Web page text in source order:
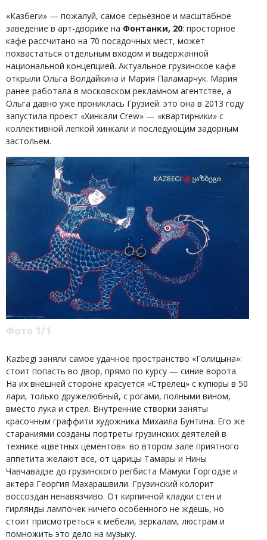
«Казбеги» — пожалуй, самое серьезное и масштабное
заведение в арт-дворике на Фонтанки, 20: просторное
кафе рассчитано на 70 посадочных мест, может
похвастаться отдельным входом и выдержанной
национальной концепцией. Актуальное грузинское кафе
открыли Ольга Волдайкина и Мария Паламарчук. Мария
ранее работала в московском рекламном агентстве, а
Ольга давно уже прониклась Грузией: это она в 2013 году
запустила проект «Хинкали Crew» — «квартирники» с
коллективной лепкой хинкали и последующим задорным
застольем.
Фото 1/1
Kazbegi заняли самое удачное пространство «Голицына»:
стоит попасть во двор, прямо по курсу — синие ворота.
На их внешней стороне красуется «Стрелец» с купюры в 50
лари, только дружелюбный, с рогами, полными вином,
вместо лука и стрел. Внутренние створки заняты
красочным граффити художника Михаила Бунтина. Его же
стараниями созданы портреты грузинских деятелей в
технике «цветных цементов»: во втором зале приятного
аппетита желают все, от царицы Тамары и Нины
Чавчавадзе до грузинского регбиста Мамуки Горгодзе и
актера Георгия Махарашвили. Грузинский колорит
воссоздан ненавязчиво. От кирпичной кладки стен и
гирлянды лампочек ничего особенного не ждешь, но
стоит присмотреться к мебели, зеркалам, люстрам и
помножить это дело на музыку.